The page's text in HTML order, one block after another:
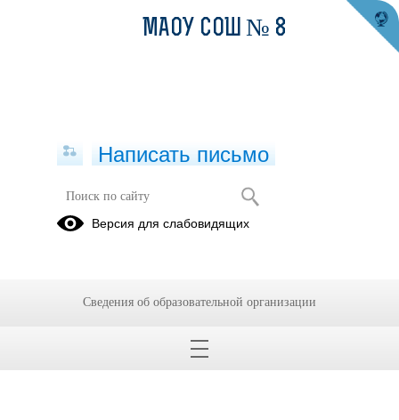
МАОУ СОШ № 8
Написать письмо
Версия для слабовидящих
Сведения об образовательной организации